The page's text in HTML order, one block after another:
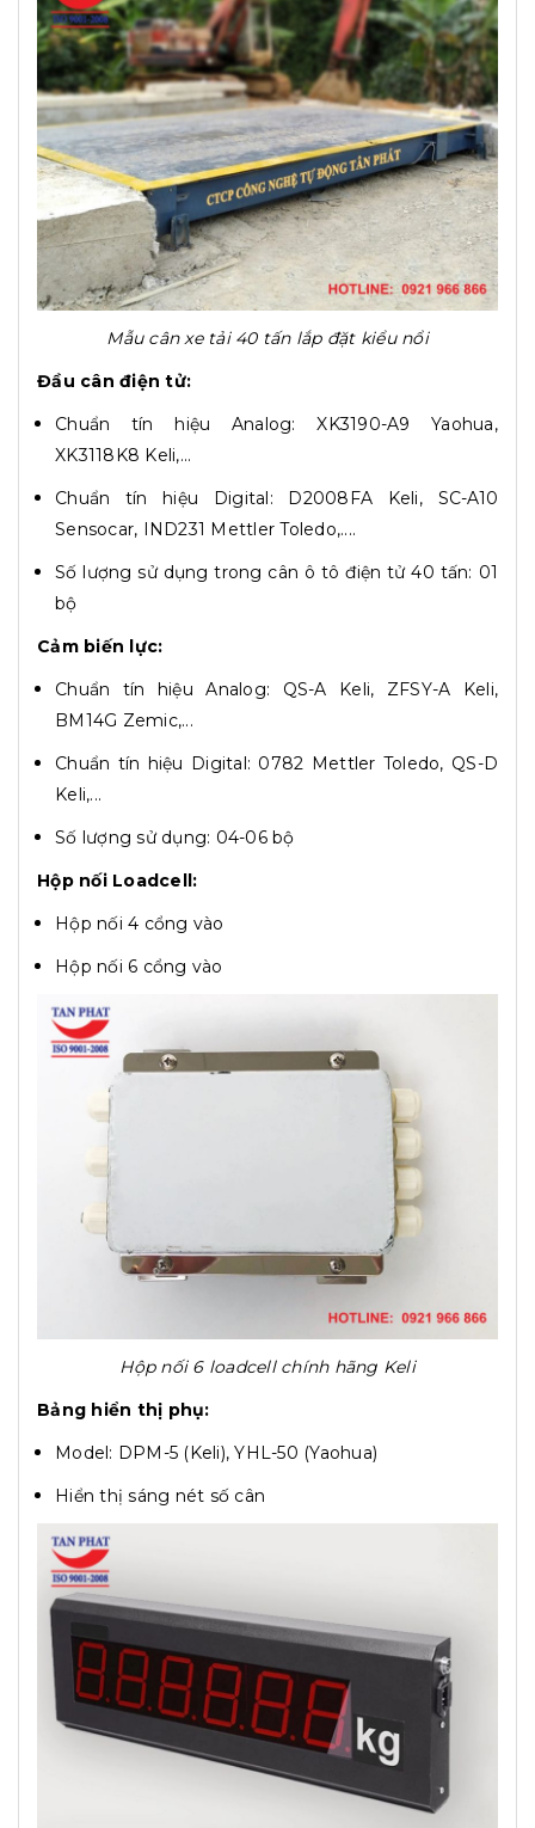
Mẫu cân xe tải 40 tấn lắp đặt kiểu nổi
Đầu cân điện tử:
Chuẩn tín hiệu Analog: XK3190-A9 Yaohua,
XK3118K8 Keli,...
Chuẩn tín hiệu Digital: D2008FA Keli, SC-A10
Sensocar, IND231 Mettler Toledo,....
Số lượng sử dụng trong cân ô tô điện tử 40 tấn: 01
bộ
Cảm biến lực:
Chuẩn tín hiệu Analog: QS-A Keli, ZFSY-A Keli,
BM14G Zemic,...
Chuẩn tín hiệu Digital: 0782 Mettler Toledo, QS-D
Keli,...
Số lượng sử dụng: 04-06 bộ
Hộp nối Loadcell:
Hộp nối 4 cổng vào
Hộp nối 6 cổng vào
Hộp nối 6 loadcell chính hãng Keli
Bảng hiển thị phụ:
Model: DPM-5 (Keli), YHL-50 (Yaohua)
Hiển thị sáng nét số cân